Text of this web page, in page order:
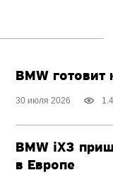
BMW
30 июля 2026
BMW iX3
в Европе